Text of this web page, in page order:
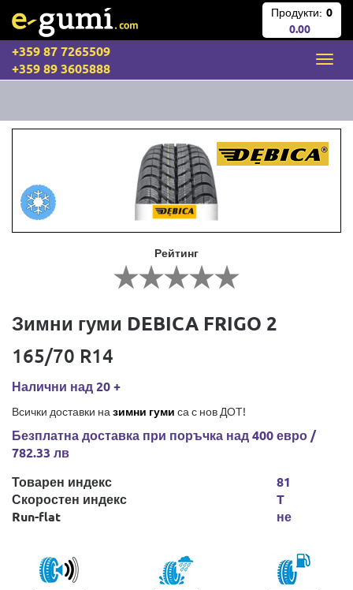
Продукти: 0
0.00
+359 87 7265509
+359 89 3605888
Рейтинг
Зимни гуми DEBICA FRIGO 2
165/70 R14
Налични над 20 +
Всички доставки на зимни гуми са с нов ДОТ!
Безплатна доставка при поръчка над 400 евро /
782.33 лв
Товарен индекс
Скоростен индекс
Run-flat
81
T
не